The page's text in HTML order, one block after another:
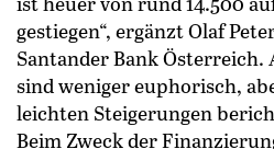
gestiegen“, ergänzt Olaf
Santander Bank
sind weniger euphorisch,
leichten Steigerungen
Beim Zweck der